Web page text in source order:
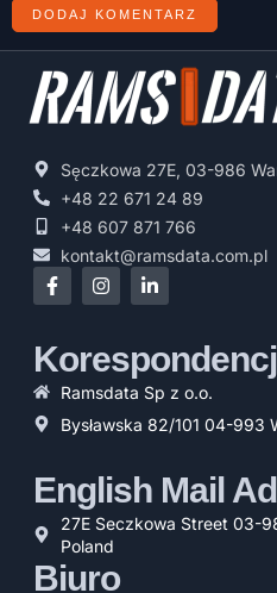
Sęczkowa 27E, 03-986
+48 22 671 24 89
+48 607 871 766
kontakt@ramsdata.com.pl
Ramsdata Sp z o.o.
Bysławska 82/101 04-993
English Mail
27E Seczkowa Street 03-
Poland
Biuro